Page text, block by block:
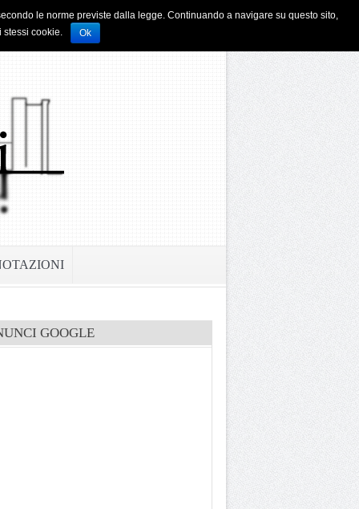
GOOGLE
le norme previste dalla legge. Continuando a navigare su questo sito,
stessi cookie.
Ok